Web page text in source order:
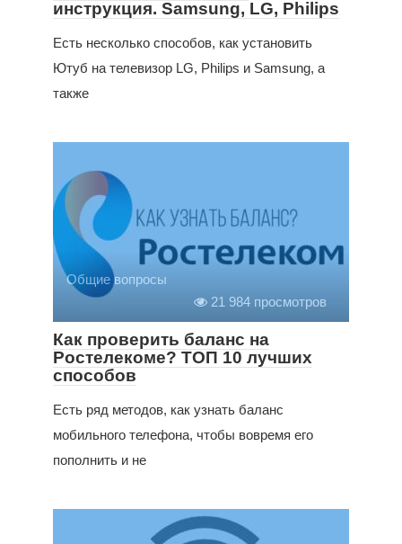
инструкция. Samsung, LG, Philips
Есть несколько способов, как установить
Ютуб на телевизор LG, Philips и Samsung, а
также
Общие вопросы
21 984 просмотров
Как проверить баланс на
Ростелекоме? ТОП 10 лучших
способов
Есть ряд методов, как узнать баланс
мобильного телефона, чтобы вовремя его
пополнить и не